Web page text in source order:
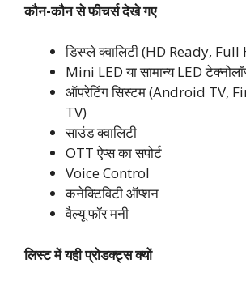
कौन-कौन से फीचर्स देखे गए
डिस्प्ले क्वालिटी (HD Ready,
Mini LED या सामान्य LED
ऑपरेटिंग सिस्टम (Android TV,
TV)
साउंड क्वालिटी
OTT ऐप्स का सपोर्ट
Voice Control
कनेक्टिविटी ऑप्शन
वैल्यू फॉर मनी
लिस्ट में यही प्रोडक्ट्स क्यों